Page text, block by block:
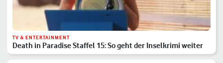
TV & ENTERTAINMENT
Death in Paradise Staffel 15: So geht der Inselkrimi weiter